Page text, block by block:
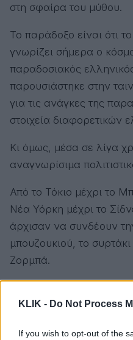
KLIK - Do Not Process
If you wish to opt-out of the
στη σφαίρα του μύθου.
Το παράδοξο είναι ότι
γνωρίζει σήμερα ο
παραδοσιακός
παρουσιάστηκε στην
για τις ανάγκες της
στοιχεία διαφορετικών
Κι όμως, μέσα σε λίγα
αναγνωρίσιμα
Από το Τόκιο μέχρι το
Νέα Υόρκη μέχρι το
άρχισαν να συνδέουν
μπουζουκιού, το
Ζορμπά.
από τους